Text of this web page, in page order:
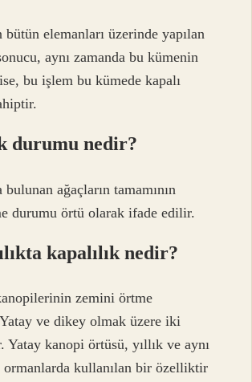
elemanları üzerinde yapılan
aynı zamanda bu kümenin
bu işlem bu kümede kapalı
durumu nedir?
ağaçların tamamının
durumu örtü olarak ifade edilir.
kapalılık nedir?
zemini örtme
ve dikey olmak üzere iki
Yatay kanopi örtüsü, yıllık ve aynı
kullanılan bir özelliktir